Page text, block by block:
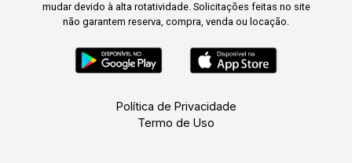
mudar devido à alta rotatividade. Solicitações feitas no site
não garantem reserva, compra, venda ou locação.
Política de Privacidade
Termo de Uso